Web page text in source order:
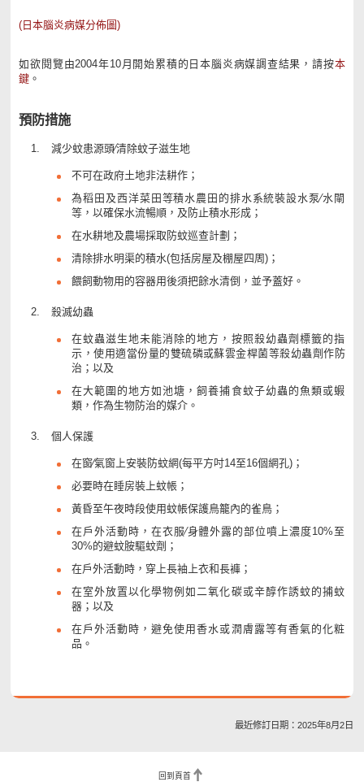
(日本腦炎病媒分佈圖)
如欲閱覽由2004年10月開始累積的日本腦炎病媒調查結果，請按本
鍵 。
預防措施
減少蚊患源頭∕清除蚊子滋生地
不可在政府土地非法耕作；
為稻田及西洋菜田等積水農田的排水系統裝設水泵∕水閘
等，以確保水流暢順，及防止積水形成；
在水耕地及農場採取防蚊巡查計劃；
清除排水明渠的積水(包括房屋及棚屋四周)；
餵飼動物用的容器用後須把餘水清倒，並予蓋好。
殺滅幼蟲
在蚊蟲滋生地未能消除的地方，按照殺幼蟲劑標籤的指
示，使用適當份量的雙硫磷或蘇雲金桿菌等殺幼蟲劑作防
治；以及
在大範圍的地方如池塘，飼養捕食蚊子幼蟲的魚類或蝦
類，作為生物防治的媒介。
個人保護
在窗∕氣窗上安裝防蚊網(每平方吋14至16個網孔)；
必要時在睡房裝上蚊帳；
黃昏至午夜時段使用蚊帳保護鳥籠內的雀鳥；
在戶外活動時，在衣服∕身體外露的部位噴上濃度10%至
30%的避蚊胺驅蚊劑；
在戶外活動時，穿上長袖上衣和長褲；
在室外放置以化學物例如二氧化碳或辛醇作誘蚊的捕蚊
器；以及
在戶外活動時，避免使用香水或潤膚露等有香氣的化粧
品。
最近修訂日期：2025年8月2日
回到頁首